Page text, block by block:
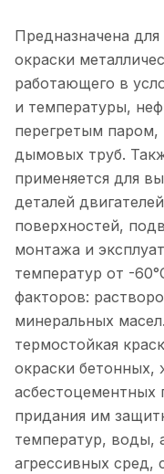
Предназначена
окраски
работающего в
и температуры,
перегретым паром,
дымовых труб.
применяется для
деталей
поверхностей,
монтажа и
температур от -
факторов:
минеральных
термостойкая
окраски бетонных,
асбестоцементных
придания им
температур, воды,
агрессивных сред,